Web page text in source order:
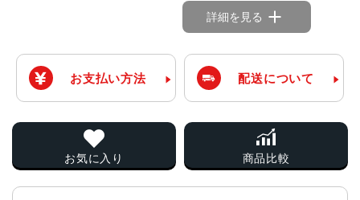
詳細を見る
お支払い方法 配送について
お気に入り 商品比較